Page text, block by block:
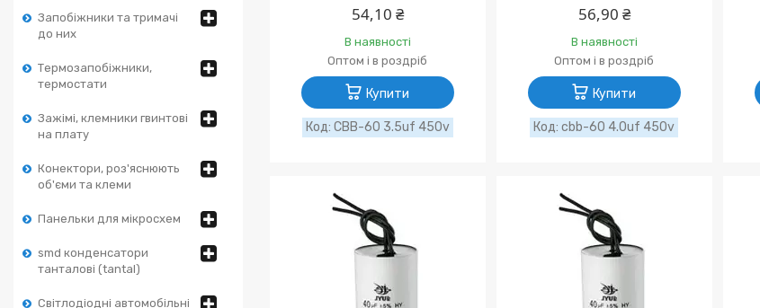
Запобіжники та тримачі
до них
Термозапобіжники,
термостати
Зажімі, клемники гвинтові
на плату
Конектори, роз'яснюють
об'єми та клеми
Панельки для мікросхем
smd конденсатори
танталові (tantal)
Світлодіодні автомобільні
54,10 ₴
В наявності
Оптом і в роздріб
Купити
CBB-60 3.5uf 450v
56,90 ₴
В наявності
Оптом і в роздріб
Купити
cbb-60 4.0uf 450v